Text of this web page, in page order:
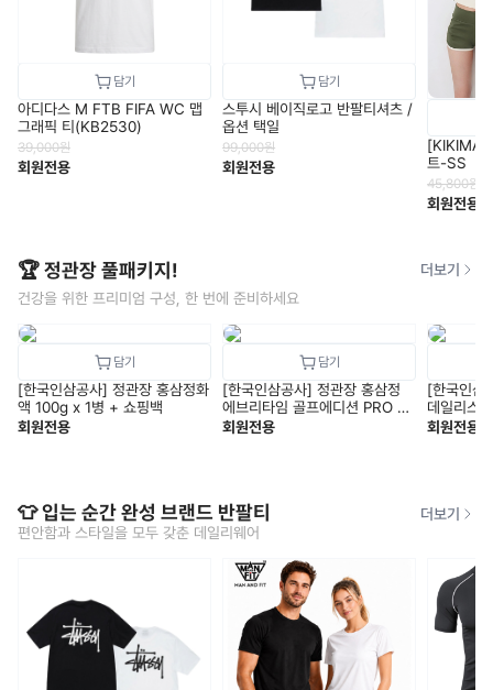
아디다스 M FTB FIFA WC 맵
그래픽 티(KB2530)
39,000원
회원전용
스투시 베이직로고 반팔티셔츠 /
옵션 택일
99,000원
회원전용
트-SS
45,800원
회원전용
🏆 정관장 풀패키지!
건강을 위한 프리미엄 구성, 한 번에 준비하세요
더보기
[한국인삼공사] 정관장 홍삼정화
액 100g x 1병 + 쇼핑백
회원전용
[한국인삼공사] 정관장 홍삼정
에브리타임 골프에디션 PRO V1
+ 쇼핑백
회원전용
[한국인삼
데일리스
핑백
회원전용
👕 입는 순간 완성 브랜드 반팔티
편안함과 스타일을 모두 갖춘 데일리웨어
더보기